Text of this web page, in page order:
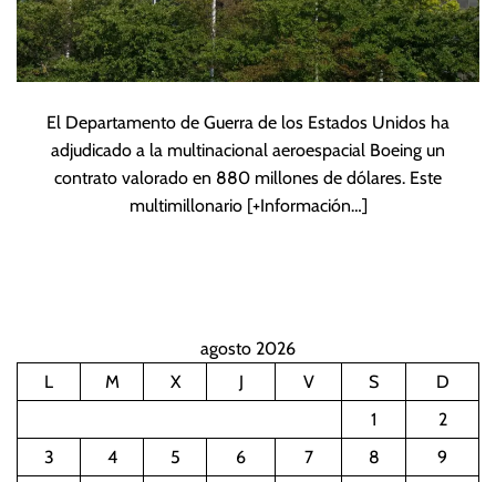
El Departamento de Guerra de los Estados Unidos ha
adjudicado a la multinacional aeroespacial Boeing un
contrato valorado en 880 millones de dólares. Este
multimillonario [+Información…]
agosto 2026
L
M X J V S
D
1
2
3
4 5 6 7 8
9